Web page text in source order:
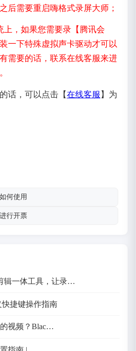
后需要重启嗨格式录屏大师；
，如果您需要录【腾讯会
一下特殊虚拟声卡驱动才可以
需要的话，联系在线客服来进
。
话，可以点击【在线客服 】为
何使用
行开票
辑一体工具，让录…
快捷键操作指南
视频？Blac…